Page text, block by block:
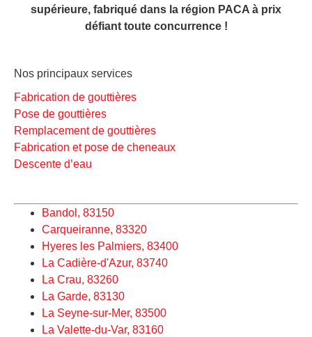
supérieure, fabriqué dans la région PACA à prix
défiant toute concurrence !
Nos principaux services
Fabrication de gouttières
Pose de gouttières
Remplacement de gouttières
Fabrication et pose de cheneaux
Descente d’eau
Bandol, 83150
Carqueiranne, 83320
Hyeres les Palmiers, 83400
La Cadière-d'Azur, 83740
La Crau, 83260
La Garde, 83130
La Seyne-sur-Mer, 83500
La Valette-du-Var, 83160